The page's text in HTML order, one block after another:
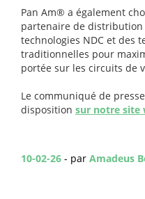
Pan Am® a également
partenaire de
technologies NDC et des
traditionnelles pour
portée sur les circuits de
Le communiqué de
disposition sur notre site
10-02-26 - par Amadeus